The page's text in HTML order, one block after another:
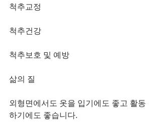
척추교정
척추건강
척추보호 및 예방
삶의 질
외형면에서도 옷을 입기에도 좋고 활동
하기에도 좋습니다.